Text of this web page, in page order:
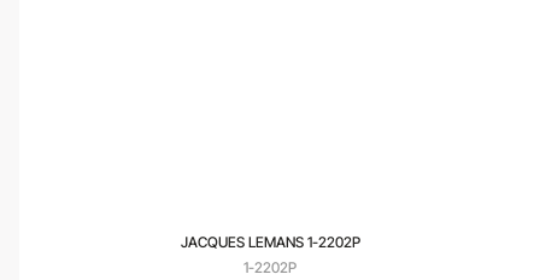
JACQUES LEMANS 1-2202P
1-2202P